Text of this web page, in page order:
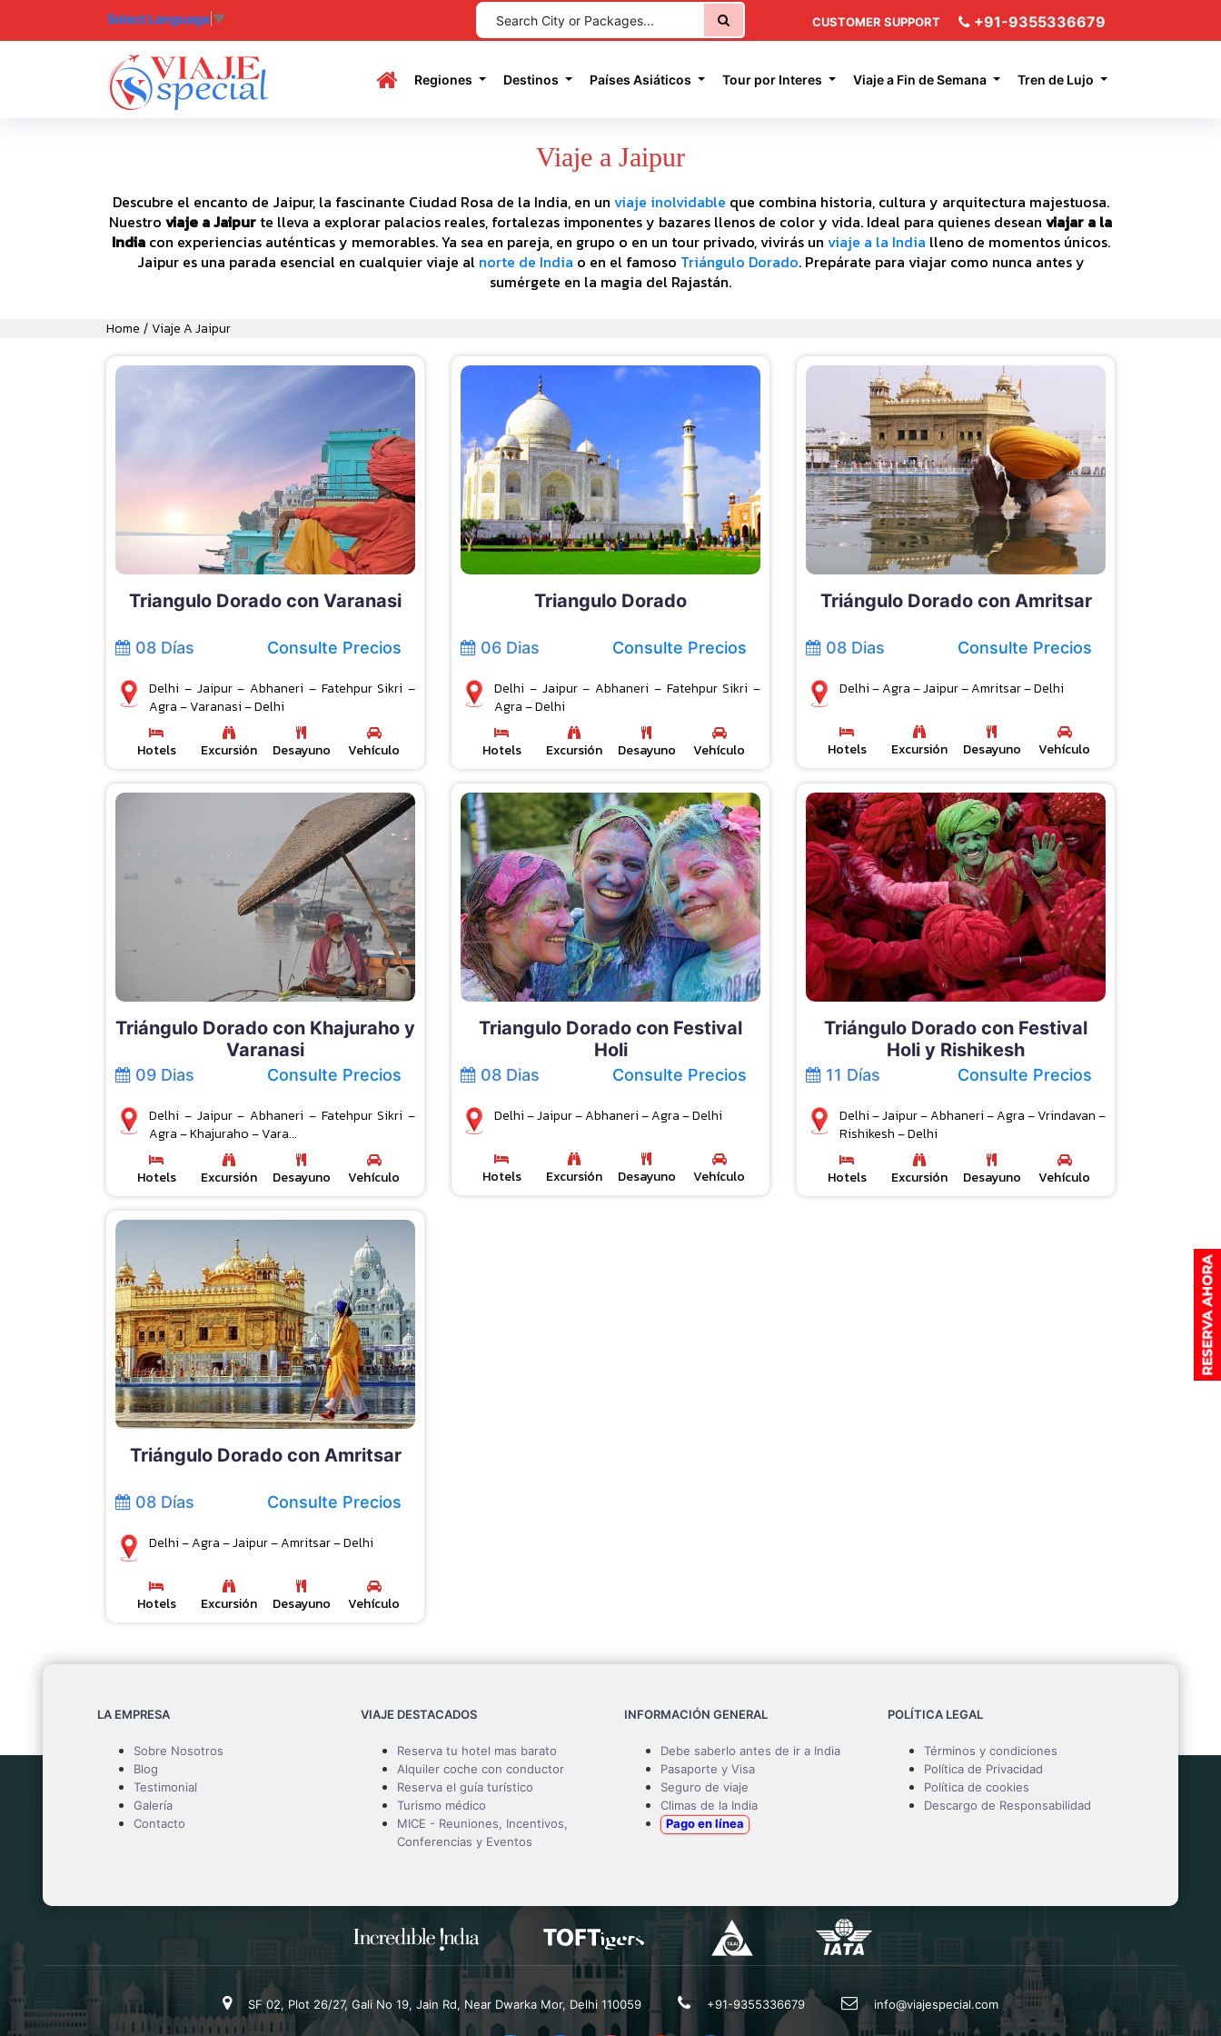
Select Language ▼ CUSTOMER SUPPORT +91-9355336679
(current)
Regiones Destinos Países Asiáticos Tour por Interes Viaje a Fin de Semana Tren de Lujo
Viaje a Jaipur
Descubre el encanto de Jaipur, la fascinante Ciudad Rosa de la India, en un viaje inolvidable que combina historia, cultura y arquitectura majestuosa.
Nuestro viaje a Jaipur te lleva a explorar palacios reales, fortalezas imponentes y bazares llenos de color y vida. Ideal para quienes desean viajar a la
Indiacon experiencias auténticas y memorables. Ya sea en pareja, en grupo o en un tour privado, vivirás un viaje a la India lleno de momentos únicos.
Jaipur es una parada esencial en cualquier viaje al norte de India o en el famoso Triángulo Dorado. Prepárate para viajar como nunca antes y
sumérgete en la magia del Rajastán.
Home / Viaje A Jaipur
Triangulo Dorado con Varanasi
08 Días Consulte Precios
Delhi – Jaipur – Abhaneri – Fatehpur Sikri –
Agra – Varanasi – Delhi
Hotels Excursión Desayuno Vehículo
Triangulo Dorado
06 Dias Consulte Precios
Delhi – Jaipur – Abhaneri – Fatehpur Sikri –
Agra – Delhi
Hotels Excursión Desayuno Vehículo
Triángulo Dorado con Amritsar
08 Dias Consulte Precios
Delhi – Agra – Jaipur – Amritsar – Delhi
Hotels Excursión Desayuno Vehículo
Triángulo Dorado con Khajuraho y
Varanasi
09 Dias Consulte Precios
Delhi – Jaipur – Abhaneri – Fatehpur Sikri –
Agra – Khajuraho – Vara...
Hotels Excursión Desayuno Vehículo
Triangulo Dorado con Festival
Holi
08 Dias Consulte Precios
Delhi – Jaipur – Abhaneri – Agra – Delhi
Hotels Excursión Desayuno Vehículo
Triángulo Dorado con Festival
Holi y Rishikesh
11 Días Consulte Precios
Delhi – Jaipur – Abhaneri – Agra – Vrindavan –
Rishikesh – Delhi
Hotels Excursión Desayuno Vehículo
Triángulo Dorado con Amritsar
08 Días Consulte Precios
Delhi – Agra – Jaipur – Amritsar – Delhi
Hotels Excursión Desayuno Vehículo
LA EMPRESA
Sobre Nosotros
Blog
Testimonial
Galería
Contacto
VIAJE DESTACADOS
Reserva tu hotel mas barato
Alquiler coche con conductor
Reserva el guía turístico
Turismo médico
MICE - Reuniones, Incentivos,
Conferencias y Eventos
INFORMACIÓN GENERAL
Debe saberlo antes de ir a India
Pasaporte y Visa
Seguro de viaje
Climas de la India
Pago en línea
POLÍTICA LEGAL
Términos y condiciones
Política de Privacidad
Política de cookies
Descargo de Responsabilidad
SF 02, Plot 26/27, Gali No 19, Jain Rd, Near Dwarka Mor, Delhi 110059 +91-9355336679 info@viajespecial.com